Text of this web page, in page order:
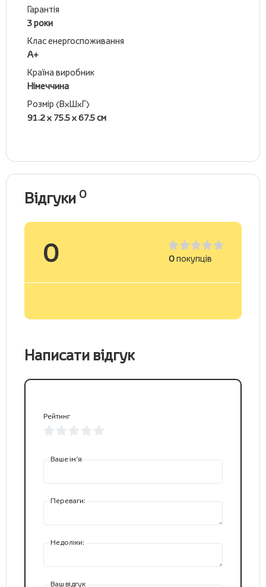
Гарантія
3 роки
Клас енергоспоживання
А+
Країна виробник
Німеччина
Розмір (ВхШхГ)
91.2 х 75.5 х 67.5 см
Відгуки 0
0 0покупців
Написати відгук
Рейтинг
Ваше ім’я
Переваги:
Недоліки:
Ваш відгук